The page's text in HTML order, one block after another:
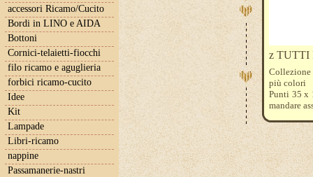
accessori Ricamo/Cucito
Bordi in LINO e AIDA
Bottoni
Cornici-telaietti-fiocchi
filo ricamo e aguglieria
forbici ricamo-cucito
Idee
Kit
Lampade
Libri-ricamo
nappine
Passamanerie-nastri
z TUTTI
più colori
Punti 35 x
mandare
321-221-